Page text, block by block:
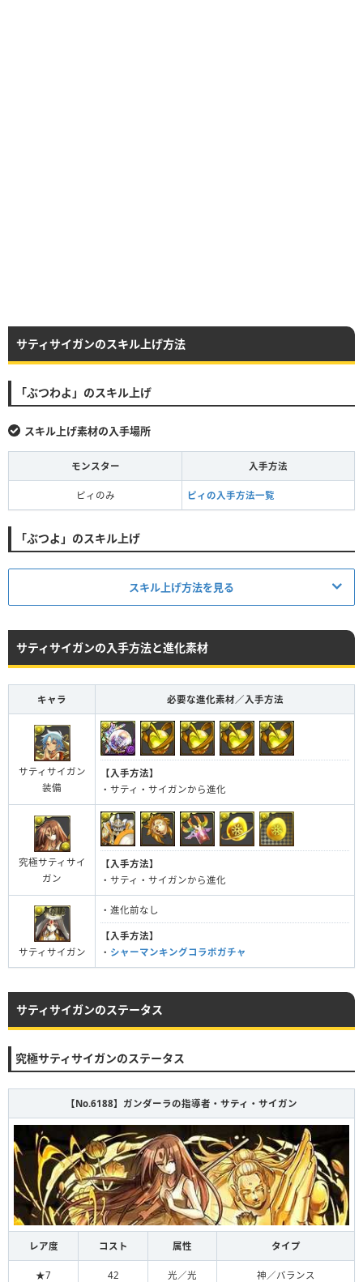
サティサイガンのスキル上げ方法
「ぶつわよ」のスキル上げ
スキル上げ素材の入手場所
モンスター 入手方法
ピィのみ ピィの入手方法一覧
「ぶつよ」のスキル上げ
スキル上げ方法を見る
サティサイガンの入手方法と進化素材
キャラ 必要な進化素材／入手方法
サティサイガン
装備
【入手方法】
・サティ・サイガンから進化
究極サティサイ
ガン
【入手方法】
・サティ・サイガンから進化
サティサイガン
・進化前なし
【入手方法】
・ シャーマンキングコラボガチャ
サティサイガンのステータス
究極サティサイガンのステータス
【No.6188】ガンダーラの指導者・サティ・サイガン
レア度 コスト 属性 タイプ
★7 42 光／光 神／バランス